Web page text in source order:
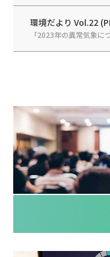
環境だより Vol.22
「2023年の異常気象に